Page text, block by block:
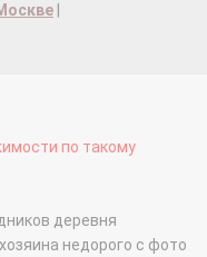
по такому
деревня
недорого с фото